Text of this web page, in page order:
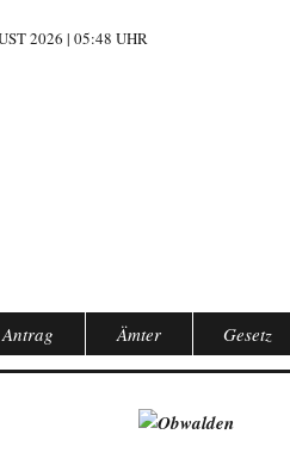
2026 | 05:48 UHR
Antrag Ämter Gesetz